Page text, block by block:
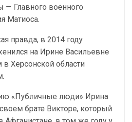
— Главного военного
Матиоса.
правда, в 2014 году
на Ирине Васильевне
Херсонской области
«Публичные люди» Ирина
брате Викторе, который